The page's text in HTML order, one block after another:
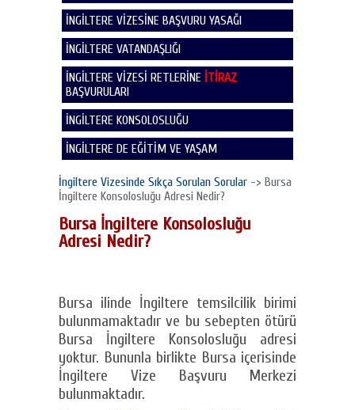
İNGİLTERE VİZESİNE BAŞVURU YASAĞI
İNGİLTERE VATANDAŞLIĞI
İNGİLTERE VİZESİ RETLERİNE İTİRAZ
BAŞVURULARI
İNGİLTERE KONSOLOSLUĞU
İNGİLTERE DE EĞİTİM VE YAŞAM
İngiltere Vizesinde Sıkça Sorulan Sorular -> Bursa
İngiltere Konsolosluğu Adresi Nedir?
Bursa İngiltere Konsolosluğu
Adresi Nedir?
Bursa ilinde İngiltere temsilcilik birimi
bulunmamaktadır ve bu sebepten ötürü
Bursa İngiltere Konsolosluğu adresi
yoktur. Bununla birlikte Bursa içerisinde
İngiltere Vize Başvuru Merkezi
bulunmaktadır.